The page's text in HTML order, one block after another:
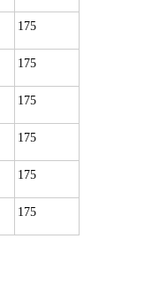
175
175
175
175
175
175